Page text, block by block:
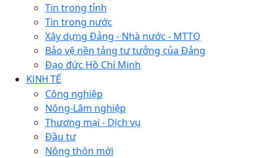
Tin trong tỉnh
Tin trong nước
Xây dựng Đảng - Nhà nước - MTTQ
Bảo vệ nền tảng tư tưởng của Đảng
Đạo đức Hồ Chí Minh
KINH TẾ
Công nghiệp
Nông-Lâm nghiệp
Thương mại - Dịch vụ
Đầu tư
Nông thôn mới